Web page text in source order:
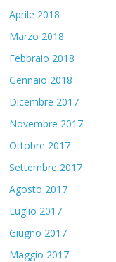
Aprile 2018
Marzo 2018
Febbraio 2018
Gennaio 2018
Dicembre 2017
Novembre 2017
Ottobre 2017
Settembre 2017
Agosto 2017
Luglio 2017
Giugno 2017
Maggio 2017